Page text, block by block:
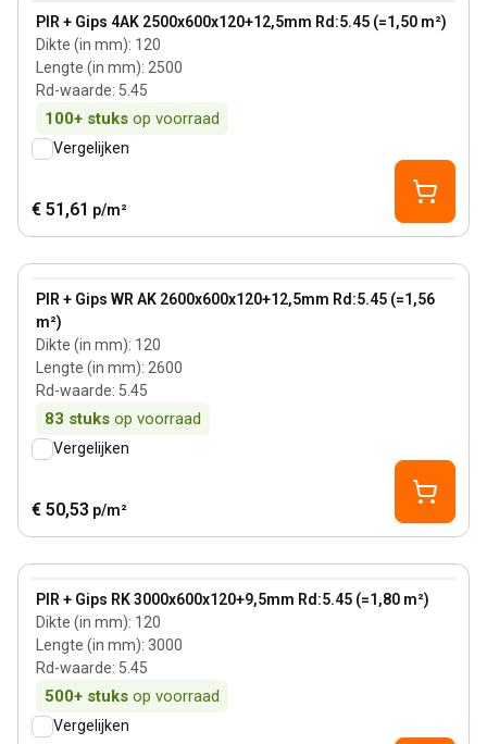
PIR + Gips 4AK 2500x600x120+12,5mm Rd:5.45 (=1,50 m²)
Dikte (in mm): 120
Lengte (in mm): 2500
Rd-waarde: 5.45
100+ stuks op voorraad
View product
Vergelijken
€ 51,61 p/m²
PIR + Gips WR AK 2600x600x120+12,5mm Rd:5.45 (=1,56
m²)
Dikte (in mm): 120
Lengte (in mm): 2600
Rd-waarde: 5.45
83 stuks op voorraad
View product
Vergelijken
€ 50,53 p/m²
PIR + Gips RK 3000x600x120+9,5mm Rd:5.45 (=1,80 m²)
Dikte (in mm): 120
Lengte (in mm): 3000
Rd-waarde: 5.45
500+ stuks op voorraad
View product
Vergelijken